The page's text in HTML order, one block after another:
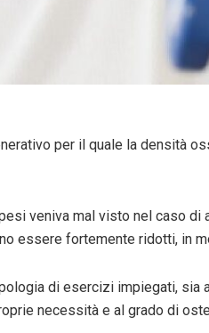
per il quale la densità
veniva mal visto nel caso
essere fortemente ridotti, in
di esercizi impiegati,
necessità e al grado di